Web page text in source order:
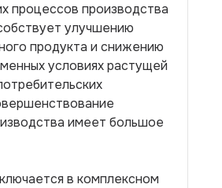
процессов производства
улучшению
продукта и снижению
условиях растущей
имеет большое
в комплексном